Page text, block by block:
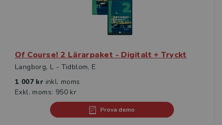
Of Course! 2 Lärarpaket - Digitalt + Tryckt
Langborg, L - Tidblom, E
1 007 kr inkl. moms
Exkl. moms: 950 kr
Prova demo